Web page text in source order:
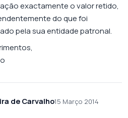
exactamente o valor retido,
do que foi
pela sua entidade patronal.
de Carvalho15 Março 2014